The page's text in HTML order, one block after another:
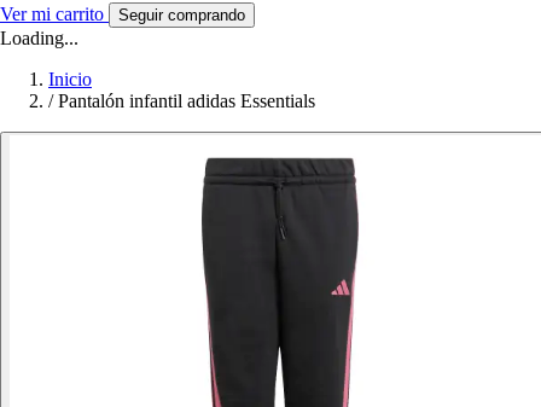
Ver mi carrito Seguir comprando
Loading...
Inicio
/ Pantalón infantil adidas Essentials